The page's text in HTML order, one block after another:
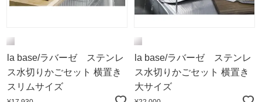
la base/ラバーゼ ステンレ
ス水切りかごセット 横置き
スリムサイズ
la base/ラバーゼ ステンレ
ス水切りかごセット 横置き
大サイズ